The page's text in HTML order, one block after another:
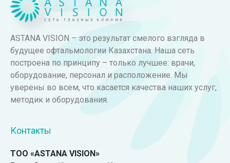
ASTANA VISION – это результат смелого взгляда в
будущее офтальмологии Казахстана. Наша сеть
построена по принципу – только лучшее: врачи,
оборудование, персонал и расположение. Мы
уверены во всем, что касается качества наших услуг,
методик и оборудования.
Контакты
ТОО «ASTANA VISION»